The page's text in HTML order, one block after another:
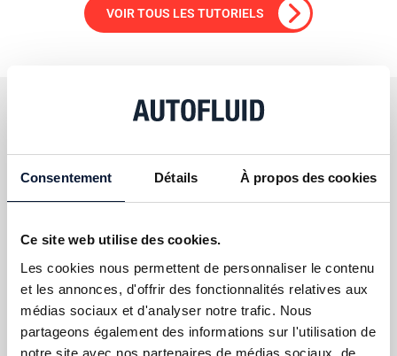
Consentement Détails À propos des cookies
Ce site web utilise des cookies.
Les cookies nous permettent de personnaliser le contenu
et les annonces, d'offrir des fonctionnalités relatives aux
médias sociaux et d'analyser notre trafic. Nous
partageons également des informations sur l'utilisation de
notre site avec nos partenaires de médias sociaux, de
VOIR TOUS LES TUTORIELS
Rapide et intuitif à prendre en main, AUTOFLUID n’en
reste pas moins une suite logiciel fluides complète et
meilleure façon de l’exploiter à 100%.
DÉCOUVRIR